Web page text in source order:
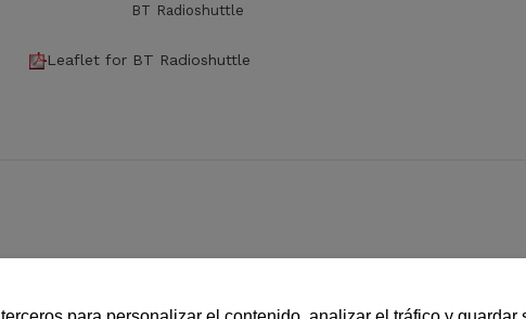
BT Radioshuttle
Leaflet for BT Radioshuttle